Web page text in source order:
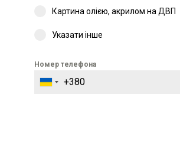
Картина олією, акрилом на ДВП
Указати інше
Номер телефона